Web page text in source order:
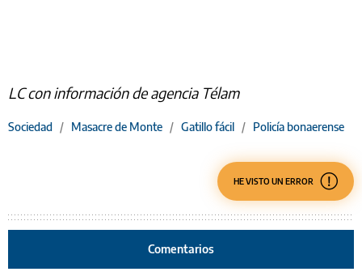
LC con información de agencia Télam
Sociedad / Masacre de Monte / Gatillo fácil / Policía bonaerense
HE VISTO UN ERROR
Comentarios